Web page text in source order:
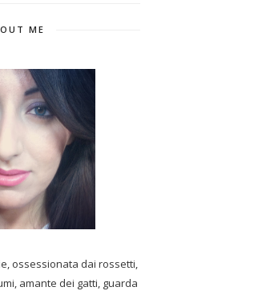
ME
ossessionata dai rossetti,
amante dei gatti, guarda